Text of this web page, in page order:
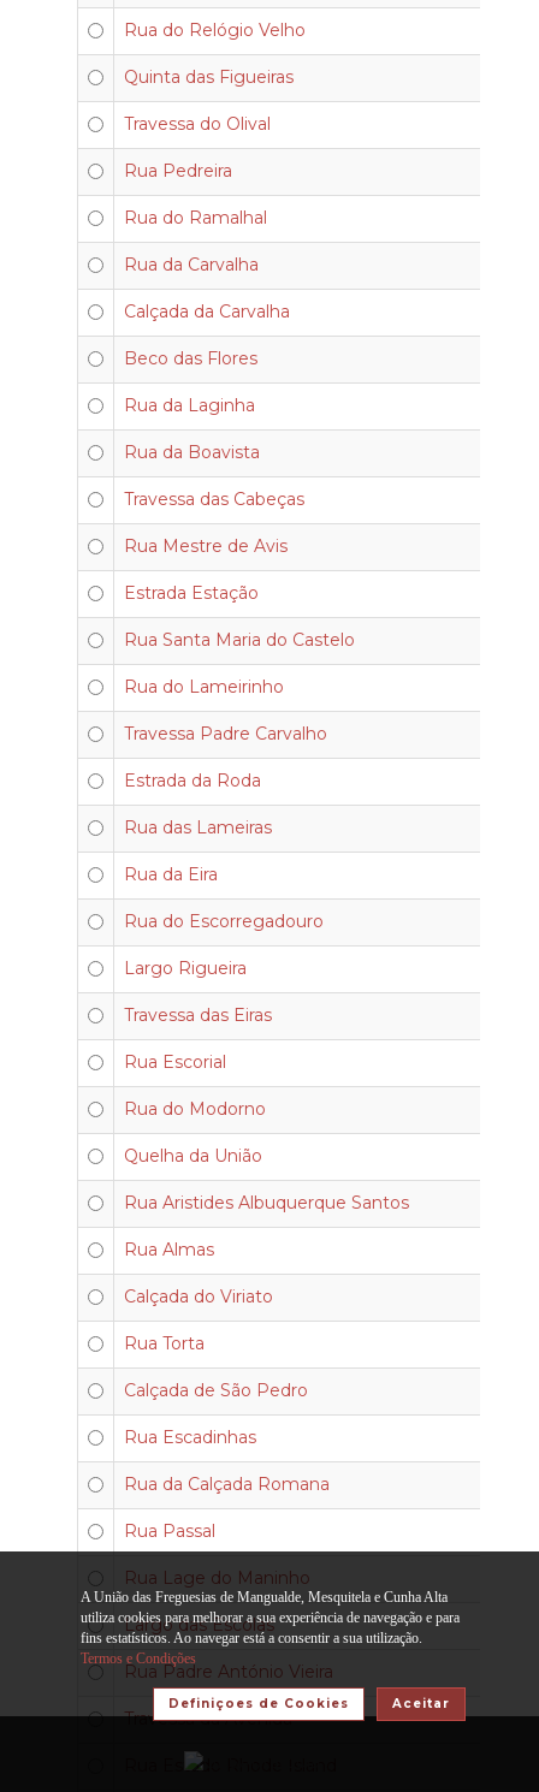
Rua do Relógio Velho
Quinta das Figueiras
Travessa do Olival
Rua Pedreira
Rua do Ramalhal
Rua da Carvalha
Calçada da Carvalha
Beco das Flores
Rua da Laginha
Rua da Boavista
Travessa das Cabeças
Rua Mestre de Avis
Estrada Estação
Rua Santa Maria do Castelo
Rua do Lameirinho
Travessa Padre Carvalho
Estrada da Roda
Rua das Lameiras
Rua da Eira
Rua do Escorregadouro
Largo Rigueira
Travessa das Eiras
Rua Escorial
Rua do Modorno
Quelha da União
Rua Aristides Albuquerque Santos
Rua Almas
Calçada do Viriato
Rua Torta
Calçada de São Pedro
Rua Escadinhas
Rua da Calçada Romana
Rua Passal
Rua Lage do Maninho
Largo das Escolas
Rua Padre António Vieira
Travessa da Avenida
Rua Estado Rhode Island
A União das Freguesias de Mangualde, Mesquitela e Cunha Alta
utiliza cookies para melhorar a sua experiência de navegação e para
fins estatísticos. Ao navegar está a consentir a sua utilização.
Termos e Condições
Aceitar
Definiçoes de Cookies